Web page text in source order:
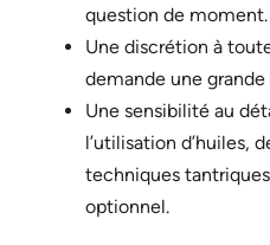
question de moment.
Une discrétion à
demande une
Une sensibilité au
l’utilisation d’huiles,
techniques
optionnel.